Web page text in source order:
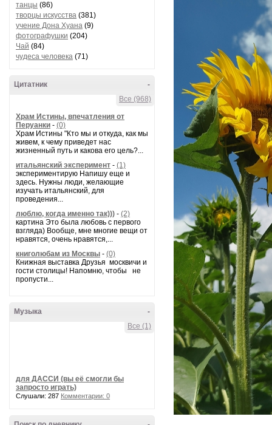
танцы (86)
творцы искусства (381)
учение Дона Хуана (9)
фотографушки (204)
Чай (84)
чудеса человека (71)
-
Цитатник
Все (968)
Храм Истины, впечатления от
Перуанки - (0)
Храм Истины "Кто мы и откуда, как мы
живем, к чему приведет нас
жизненный путь и какова его цель?...
итальянский эксперимент - (1)
экспериментирую Напишу еще и
здесь. Нужны люди, желающие
изучать итальянский, для
проведения...
люблю, когда именно так))) - (2)
картина Это была любовь с первого
взгляда) Вообще, мне многие вещи от
нравятся, очень нравятся,...
книголюбам из Москвы - (0)
Книжная выставка Друзья москвичи и
гости столицы! Напомню, чтобы не
пропусти...
-
Музыка
Все (1)
для ДАССИ (вы её смогли бы
запросто играть)
Слушали: 287 Комментарии: 0